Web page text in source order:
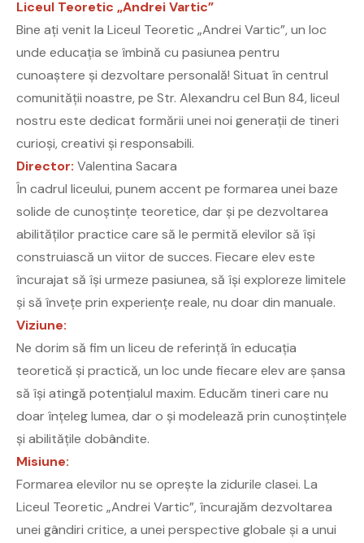
Liceul Teoretic „Andrei Vartic”
Bine ați venit la Liceul Teoretic „Andrei Vartic”, un loc
unde educația se îmbină cu pasiunea pentru
cunoaștere și dezvoltare personală! Situat în centrul
comunității noastre, pe Str. Alexandru cel Bun 84, liceul
nostru este dedicat formării unei noi generații de tineri
curioși, creativi și responsabili.
Director: Valentina Sacara
În cadrul liceului, punem accent pe formarea unei baze
solide de cunoștințe teoretice, dar și pe dezvoltarea
abilităților practice care să le permită elevilor să își
construiască un viitor de succes. Fiecare elev este
încurajat să își urmeze pasiunea, să își exploreze limitele
și să învețe prin experiențe reale, nu doar din manuale.
Viziune:
Ne dorim să fim un liceu de referință în educația
teoretică și practică, un loc unde fiecare elev are șansa
să își atingă potențialul maxim. Educăm tineri care nu
doar înțeleg lumea, dar o și modelează prin cunoștințele
și abilitățile dobândite.
Misiune:
Formarea elevilor nu se oprește la zidurile clasei. La
Liceul Teoretic „Andrei Vartic”, încurajăm dezvoltarea
unei gândiri critice, a unei perspective globale și a unui